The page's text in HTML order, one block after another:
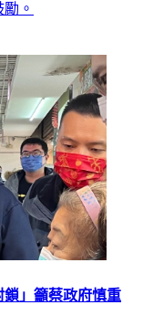
。
」籲蔡政府慎重